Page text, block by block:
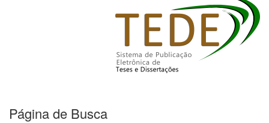
Página de Busca